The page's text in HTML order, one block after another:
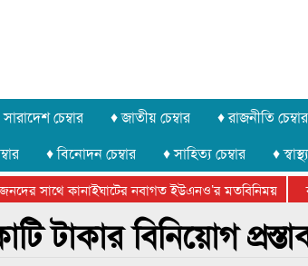
চেম্বার ♦ জাতীয় চেম্বার ♦ রাজনীতি চেম্বার
♦ বিনোদন চেম্বার ♦ সাহিত্য চেম্বার ♦
সাথে কানাইঘাটের নবাগত ইউএনও’র মতবিনিময়
বিভাগীয় অভিনয় কর্মশালা সম্পন্ন
টাকার বিনিয়োগ